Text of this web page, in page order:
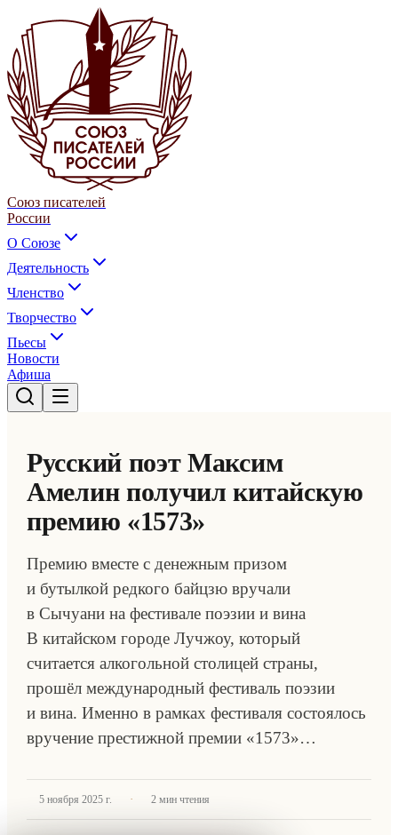
Союз писателей
России
О Союзе
Деятельность
Членство
Творчество
Пьесы
Новости
Афиша
Русский поэт Максим
Амелин получил китайскую
премию «1573»
Премию вместе с денежным призом
и бутылкой редкого байцзю вручали
в Сычуани на фестивале поэзии и вина
В китайском городе Лучжоу, который
считается алкогольной столицей страны,
прошёл международный фестиваль поэзии
и вина. Именно в рамках фестиваля состоялось
вручение престижной премии «1573»…
5 ноября 2025 г. · 2 мин чтения